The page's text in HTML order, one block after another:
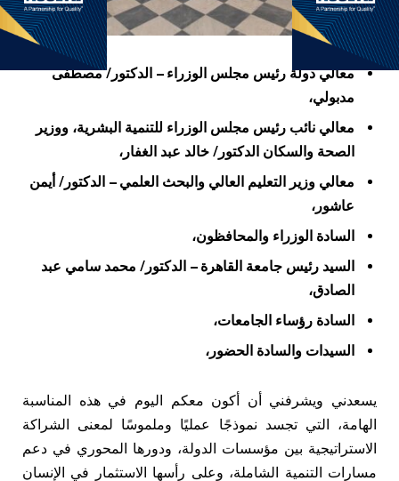
معاليدولة رئيس مجلس الوزراء – الدكتور/ مصطفى
مدبولي،
معالي نائب رئيس مجلس الوزراء للتنمية البشرية، ووزير
الصحة والسكان الدكتور/ خالد عبد الغفار،
معالي وزير
التعليم العالي والبحث العلمي – الدكتور/ أيمن
عاشور،
السادة الوزراء والمحافظون،
السيد رئيس جامعة القاهرة – الدكتور/ محمد سامي عبد
الصادق،
السادة رؤساء الجامعات،
السيدات والسادة الحضور،
يسعدني ويشرفني أن أكون معكم اليوم في هذه المناسبة
الهامة، التي تجسد نموذجًا عمليًا وملموسًا لمعنى الشراكة
الاستراتيجية بين مؤسسات الدولة، ودورها المحوري في دعم
مسارات التنمية الشاملة، وعلى رأسها الاستثمار في الإنسان